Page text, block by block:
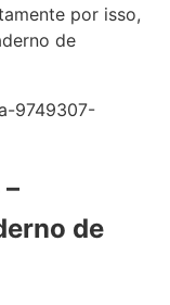
por isso,
de
de